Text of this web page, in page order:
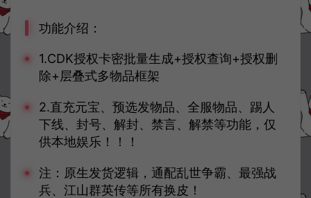
功能介绍：
1.CDK授权卡密批量生成+授权查询+授权删
除+层叠式多物品框架
2.直充元宝、预选发物品、全服物品、踢人
下线、封号、解封、禁言、解禁等功能，仅
供本地娱乐！！！
注：原生发货逻辑，通配乱世争霸、最强战
兵、江山群英传等所有换皮！